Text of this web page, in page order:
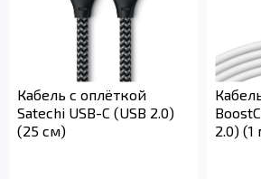
Кабель с оплёткой
Satechi USB-C (USB 2.0)
(25 см)
2.0) (1